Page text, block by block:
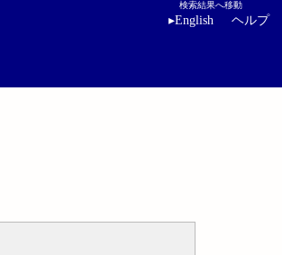
検索結果へ移動
▸English ヘルプ